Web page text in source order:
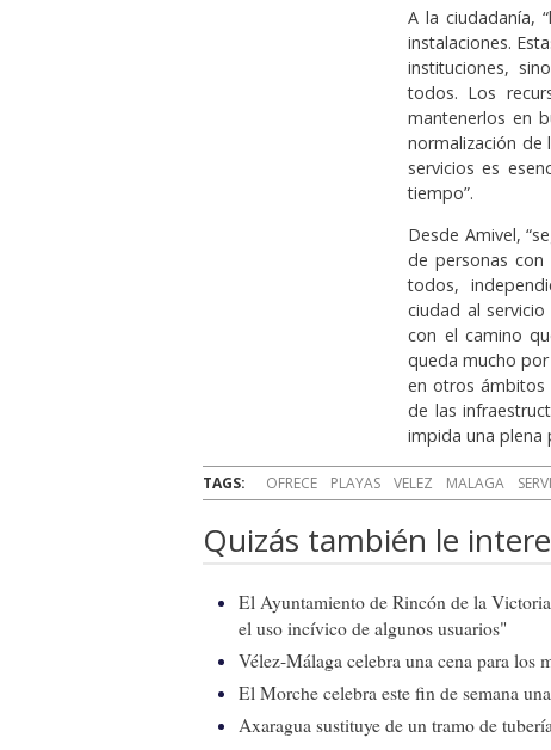
A la ciudadanía,
instalaciones.
instituciones,
todos. Los
mantenerlos en
normalización de
servicios es
tiempo”.
Desde Amivel,
de personas con
todos,
ciudad al
con el camino
queda mucho
en otros ámbitos
de las
impida una plena
TAGS: OFRECE PLAYAS VELEZ MALAGA
Quizás también le
El Ayuntamiento de Rincón de la
el uso incívico de algunos usuarios"
Vélez-Málaga celebra una cena para los
El Morche celebra este fin de semana
Axaragua sustituye de un tramo de